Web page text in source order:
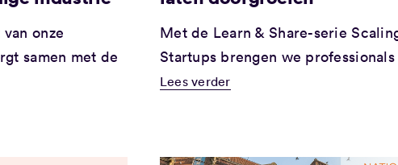
onze
samen met de
Met de Learn & Share-serie
Startups brengen we
Lees verder